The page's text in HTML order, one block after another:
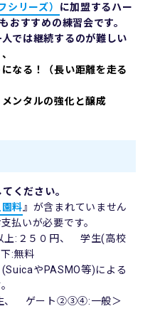
シリーズ） に加盟するハー
おすすめの練習会です。
では継続するのが難しい
なる！（長い距離を走る
ンタルの強化と醸成
ください。
園料 』が含まれていません
払いが必要です。
:２５０円、 学生(高校
:無料
やPASMO等)による
、 ゲート②③④:一般＞